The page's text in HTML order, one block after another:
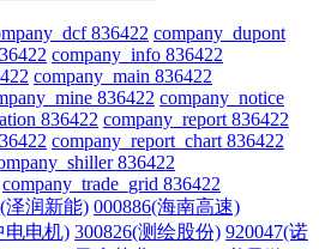
836422 company_dupont
company_info 836422
company_main 836422
836422 company_notice
836422 company_report 836422
company_report_chart 836422
836422
company_trade_grid 836422
泽润新能) 000886(海南高速)
电电机) 300826(测绘股份) 920047(诺